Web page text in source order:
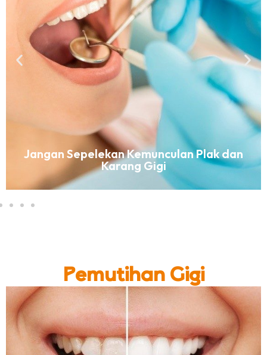
Jangan Sepelekan Kemunculan Plak dan
Karang Gigi
Pemutihan Gigi